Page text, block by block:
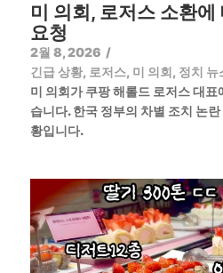
미 의회, 로저스 소환에
요청
2월 8, 2026 /
긴급 상황, 로저스, 미 의회, 정치 뉴
미 의회가 쿠팡 해롤드 로저스 대
습니다. 한국 정부의 차별 조치 논
황입니다.